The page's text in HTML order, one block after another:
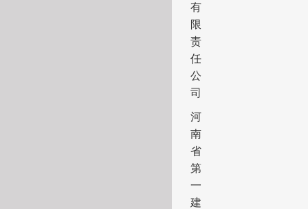
有
限
责
任
公
司
河
南
省
第
一
建